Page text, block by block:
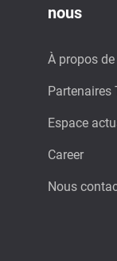
nous
À propos de
Partenaires
Espace
Career
Nous